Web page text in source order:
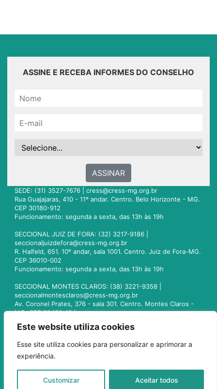
Este website utiliza cookies
Esse site utiliza cookies para personalizar e aprimorar a
experiência.
Customizar Aceitar todos
ASSINE E RECEBA INFORMES DO CONSELHO
ASSINAR
SEDE: (31) 3527-7676 | cress@cress-mg.org.br
Rua Guajajaras, 410 - 11º andar. Centro. Belo Horizonte - MG.
CEP 30180-912
Funcionamento: segunda a sexta, das 13h às 19h
SECCIONAL JUIZ DE FORA: (32) 3217-9186 |
seccionaljuizdefora@cress-mg.org.br
R. Halfeld, 651. 10º andar, sala 1001. Centro. Juiz de Fora-MG.
CEP 36010-002
Funcionamento: segunda a sexta, das 13h às 19h
SECCIONAL MONTES CLAROS: (38) 3221-9358 |
seccionalmontesclaros@cress-mg.org.br
Av. Coronel Prates, 376 - sala 301. Centro. Montes Claros -
MG. CEP 39400-104
seccionaluberlandia@cress-mg.org.br
Av. Afonso Pena, 547 - sala 101. Uberlândia - MG. CEP